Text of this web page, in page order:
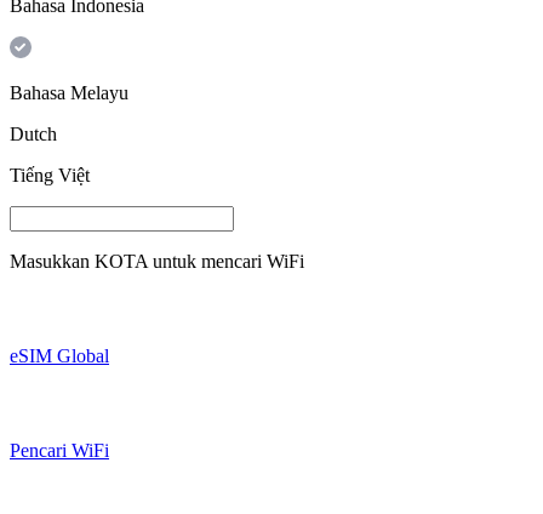
Bahasa Indonesia
Bahasa Melayu
Dutch
Tiếng Việt
Masukkan KOTA untuk mencari WiFi
eSIM Global
Pencari WiFi